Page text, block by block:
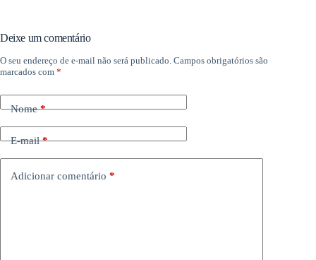
Deixe um comentário
O seu endereço de e-mail não será publicado. Campos obrigatórios são
marcados com *
Nome*
E-mail*
Adicionar comentário *